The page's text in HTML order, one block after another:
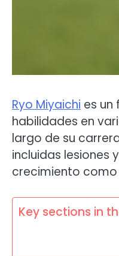
Ryo Miyaichi es
habilidades en
largo de su
incluidas lesiones
crecimiento
Key sections in